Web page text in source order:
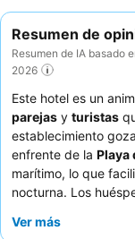
Resumen de
Resumen de IA basado
2026
Este hotel es un
parejas y turistas
establecimiento
enfrente de la Playa
marítimo, lo que
nocturna. Los
baño de vapor y
Ver más